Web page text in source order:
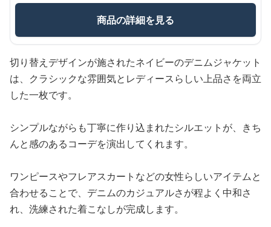
商品の詳細を見る
切り替えデザインが施されたネイビーのデニムジャケット
は、クラシックな雰囲気とレディースらしい上品さを両立
した一枚です。
シンプルながらも丁寧に作り込まれたシルエットが、きち
んと感のあるコーデを演出してくれます。
ワンピースやフレアスカートなどの女性らしいアイテムと
合わせることで、デニムのカジュアルさが程よく中和さ
れ、洗練された着こなしが完成します。